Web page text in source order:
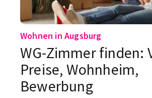
Wohnen in Augsburg
WG-Zimmer finden:
Preise, Wohnheim,
Bewerbung